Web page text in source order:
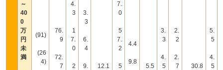
～
40
0
万
円
未
満
(91)
(26
4)
76.
9
72.
7
4.
3
1
7.
0
2
3.
3
6.
4
9.
12.1
7.
0
5
7.
2
5
4.4
9.8
5.5
3.
3
4.
5
2.
2
2.
7
30.8
5.
5
4.
5